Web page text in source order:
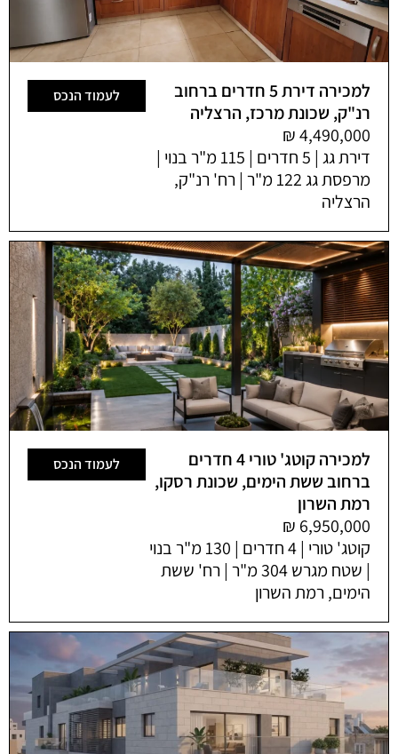
למכירה דירת 5 חדרים ברחוב
רנ"ק, שכונת מרכז, הרצליה
דירת גג | 5 חדרים | 115 מ"ר בנוי |
מרפסת גג 122 מ"ר | רח' רנ"ק,
הרצליה
לעמוד הנכס
למכירה קוטג' טורי 4 חדרים
ברחוב ששת הימים, שכונת רסקו,
רמת השרון
קוטג' טורי | 4 חדרים | 130 מ"ר בנוי
| שטח מגרש 304 מ"ר | רח' ששת
הימים, רמת השרון
לעמוד הנכס